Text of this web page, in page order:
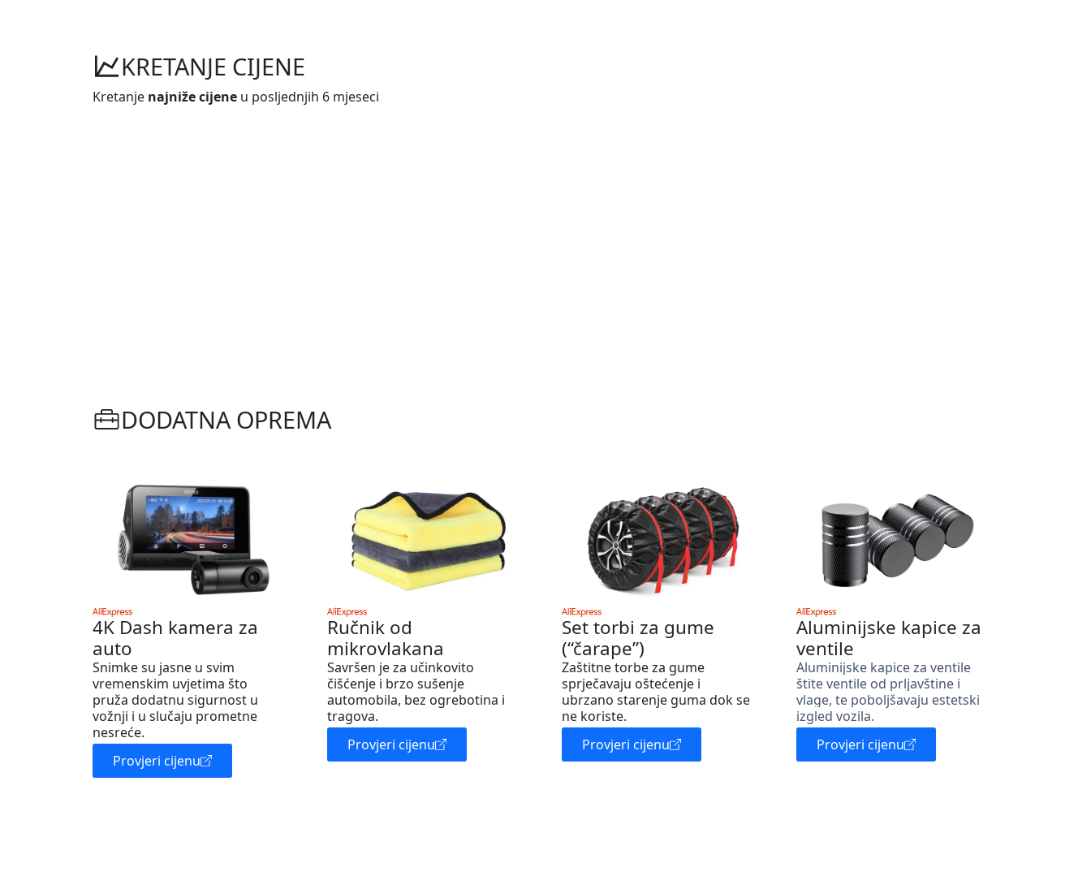
KRETANJE CIJENE
Kretanje najniže cijene u posljednjih 6 mjeseci
DODATNA OPREMA
4K Dash kamera za
auto
Snimke su jasne u svim
vremenskim uvjetima što
pruža dodatnu sigurnost u
vožnji i u slučaju prometne
nesreće.
Provjeri cijenu
Ručnik od
mikrovlakana
Savršen je za učinkovito
čišćenje i brzo sušenje
automobila, bez ogrebotina i
tragova.
Provjeri cijenu
Set torbi za gume
(“čarape”)
Zaštitne torbe za gume
sprječavaju oštećenje i
ubrzano starenje guma dok se
ne koriste.
Provjeri cijenu
Aluminijske kapice za
ventile
Aluminijske kapice za ventile
štite ventile od prljavštine i
vlage, te poboljšavaju estetski
izgled vozila.
Provjeri cijenu